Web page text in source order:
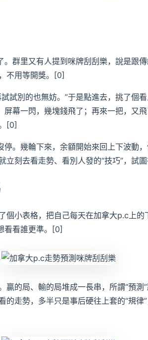
群里又有人提到咪牌刮刮樂，說是跟傳
不用等開獎。[0]
試別的也無妨。”于是點進去，挑了個
屏幕一閃，幾塊錢飛了；再來一把，又
[0]
停。幾輪下來，余額開始來回上下波動
刻去看走勢、看別人發的“技巧”，試
個小表格，把自己每天在加拿大p.c上的
看看誰更準。[0]
贏的局、輸的局堆成一長串，所謂“預測
的走勢，多半只是事后硬往上套的“規律